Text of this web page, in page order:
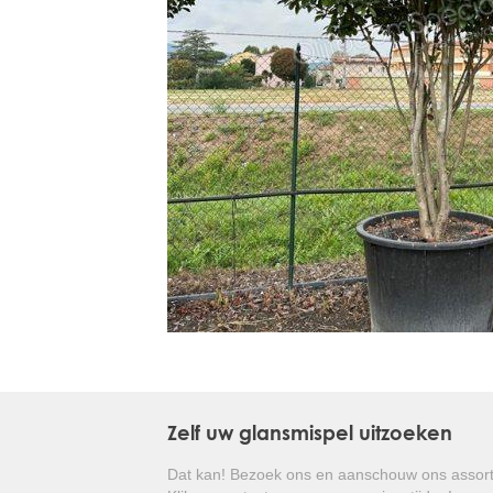
Treesafe
VORSTBESCHERMINGVOORBOMEN.NL
WINTERSCHUTZFUERBAEUME.DE
FROSTPROTECTIONFORTREES.CO.UK
Terracotta
TERRACOTTA.NL
TERRACOTTA.BE
TERRAKOTTA.DE
Zelf uw glansmispel uitzoeken
Dat kan! Bezoek ons en aanschouw ons